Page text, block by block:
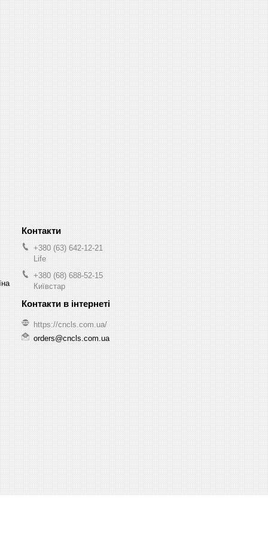
+380 (63) 642-12-21
Life
+380 (68) 688-52-15
Київстар
https://cncls.com.ua/
orders@cncls.com.ua